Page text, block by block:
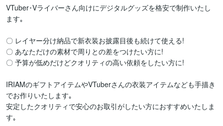
VTuber･Vライバーさん向けにデジタルグッズを格安で制作いたし
ます｡
〇 レイヤー分け納品で新衣装お披露目後も続けて使える!
〇 あなただけの素材で周りとの差をつけたい方に!
〇 予算が低めだけどクオリティの高い依頼をしたい方に!
IRIAMのギフトアイテムやVTuberさんの衣装アイテムなども手描き
でお作りいたします｡
安定したクオリティで安心のお取引がしたい方におすすめいたしま
す｡